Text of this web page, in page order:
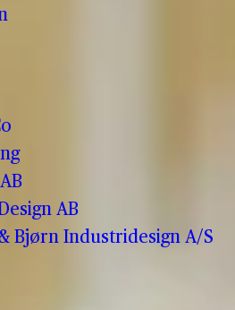
AB
Bjørn Industridesign A/S